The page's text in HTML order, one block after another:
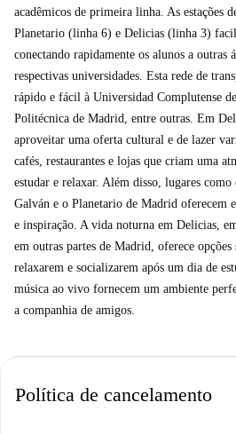
acadêmicos de primeira linha. As estações
Planetario (linha 6) e Delicias (linha 3)
conectando rapidamente os alunos a outras
respectivas universidades. Esta rede de
rápido e fácil à Universidad Complutense
Politécnica de Madrid, entre outras. Em
aproveitar uma oferta cultural e de lazer
cafés, restaurantes e lojas que criam uma
estudar e relaxar. Além disso, lugares
Galván e o Planetario de Madrid oferecem
e inspiração. A vida noturna em Delicias,
em outras partes de Madrid, oferece
relaxarem e socializarem após um dia de
música ao vivo fornecem um ambiente
a companhia de amigos.
Política de cancelamento